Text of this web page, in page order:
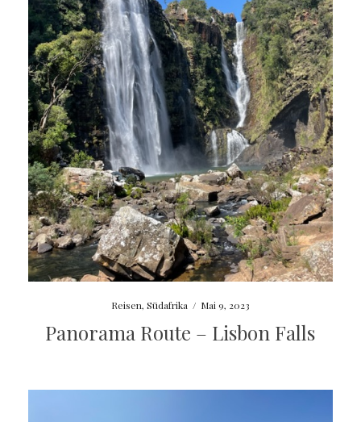
Reisen, Südafrika / Mai 9, 2023
Panorama Route – Lisbon Falls